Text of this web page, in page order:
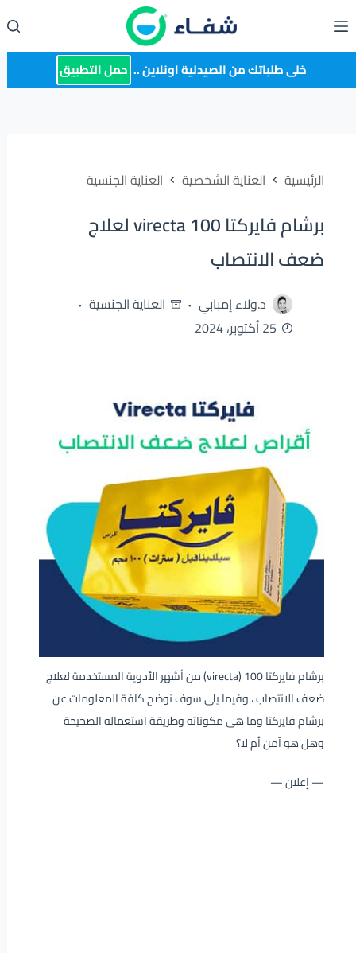
إلى
المحتوى خلى طلباتك من الصيدلية اونلاين .. حمل التطبيق
الرئيسية العناية الشخصية العناية الجنسية
برشام فايركتا 100 virecta لعلاج
ضعف الانتصاب
د.ولاء إمبابي
العناية الجنسية
25 أكتوبر، 2024
برشام فايركتا 100 (virecta) من أشهر الأدوية المستخدمة لعلاج
ضعف الانتصاب ، وفيما يلى سوف نوضح كافة المعلومات عن
برشام فايركتا وما هى مكوناته وطريقة استعماله الصحيحة
وهل هو آمن أم لا؟
— إعلان —